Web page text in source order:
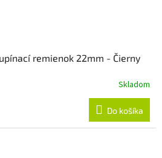
remienok 22mm - Čierny
Skladom
Do košíka